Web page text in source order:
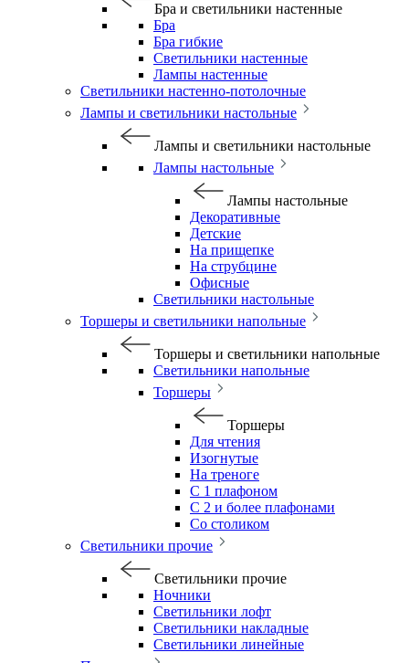
Бра и светильники настенные
Бра
Бра гибкие
Светильники настенные
Лампы настенные
Светильники настенно-потолочные
Лампы и светильники настольные
Лампы и светильники настольные
Лампы настольные
Лампы настольные
Декоративные
Детские
На прищепке
На струбцине
Офисные
Светильники настольные
Торшеры и светильники напольные
Торшеры и светильники напольные
Светильники напольные
Торшеры
Торшеры
Для чтения
Изогнутые
На треноге
С 1 плафоном
С 2 и более плафонами
Со столиком
Светильники прочие
Светильники прочие
Ночники
Светильники лофт
Светильники накладные
Светильники линейные